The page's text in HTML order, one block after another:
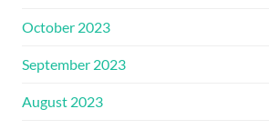
October 2023
September 2023
August 2023